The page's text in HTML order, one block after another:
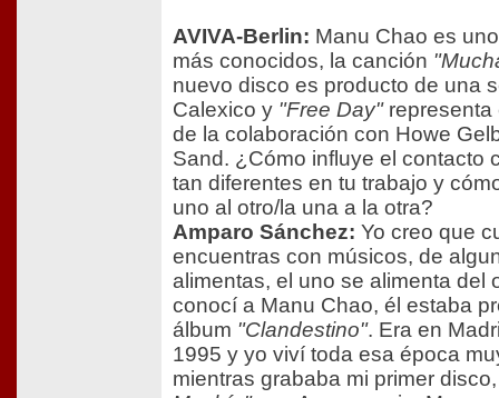
AVIVA-Berlin: Manu Chao es
más conocidos, la canción
nuevo disco es producto de una
Calexico y "Free Day"representa
de la colaboración con Howe
Sand. ¿Cómo influye el contacto
tan diferentes en tu trabajo y
uno al otro/la una a la otra?
Amparo Sánchez: Yo creo que
encuentras con músicos, de
alimentas, el uno se alimenta del
conocí a Manu Chao, él estaba
álbum "Clandestino". Era en
1995 y yo viví toda esa época
mientras grababa mi primer